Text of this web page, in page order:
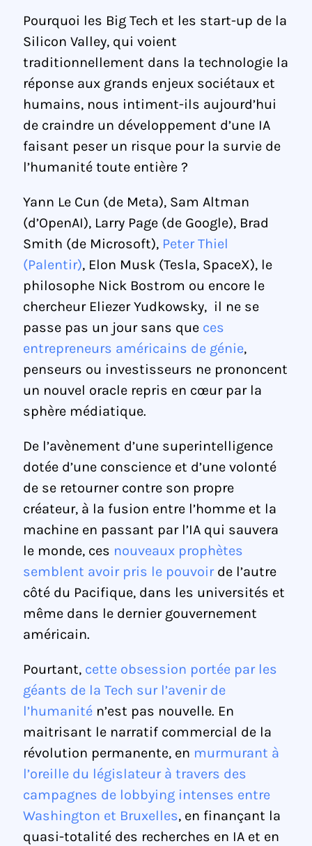
Pourquoi les Big Tech et les start-up de la
Silicon Valley, qui voient
traditionnellement dans la technologie la
réponse aux grands enjeux sociétaux et
humains, nous intiment-ils aujourd’hui
de craindre un développement d’une IA
faisant peser un risque pour la survie de
l’humanité toute entière ?
Yann Le Cun (de Meta), Sam Altman
(d’OpenAI), Larry Page (de Google), Brad
Smith (de Microsoft), Peter Thiel
(Palentir), Elon Musk (Tesla, SpaceX), le
philosophe Nick Bostrom ou encore le
chercheur Eliezer Yudkowsky, il ne se
passe pas un jour sans que ces
entrepreneurs américains de génie,
penseurs ou investisseurs ne prononcent
un nouvel oracle repris en cœur par la
sphère médiatique.
De l’avènement d’une superintelligence
dotée d’une conscience et d’une volonté
de se retourner contre son propre
créateur, à la fusion entre l’homme et la
machine en passant par l’IA qui sauvera
le monde, ces nouveaux prophètes
semblent avoir pris le pouvoirde l’autre
côté du Pacifique, dans les universités et
même dans le dernier gouvernement
américain.
Pourtant, cette obsession portée par les
géants de la Tech sur l’avenir de
l’humanité n’est pas nouvelle. En
maitrisant le narratif commercial de la
révolution permanente, en murmurant à
l’oreille du législateur à travers des
campagnes de lobbying intenses entre
Washington et Bruxelles, en finançant la
quasi-totalité des recherches en IA et en